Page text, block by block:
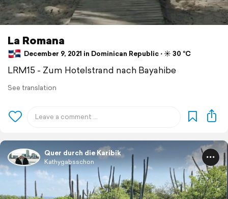
La Romana
December 9, 2021 in Dominican Republic ⋅ ☀️ 30 °C
LRM15 - Zum Hotelstrand nach Bayahibe
See translation
Quer durch die Karibik
Kathygabsschon